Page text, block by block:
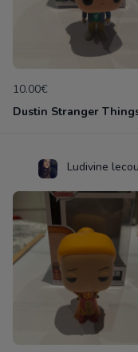
10.00€
Ludivine lecou